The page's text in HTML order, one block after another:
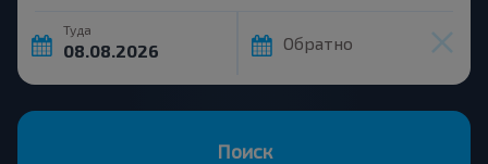
Туда
Обратно
Поиск